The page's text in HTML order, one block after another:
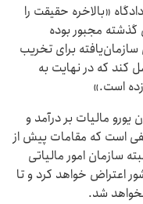
«بالاخره حقیقت را
مجبور بوده
برای تخریب
که در نهایت به
است.»
شامل حدود ۲۴ میلیون یورو مالیات بر درآمد و
تخلفی است که مقامات پیش از
سازمان امور مالیاتی
اعتراض خواهد کرد و تا
شد.